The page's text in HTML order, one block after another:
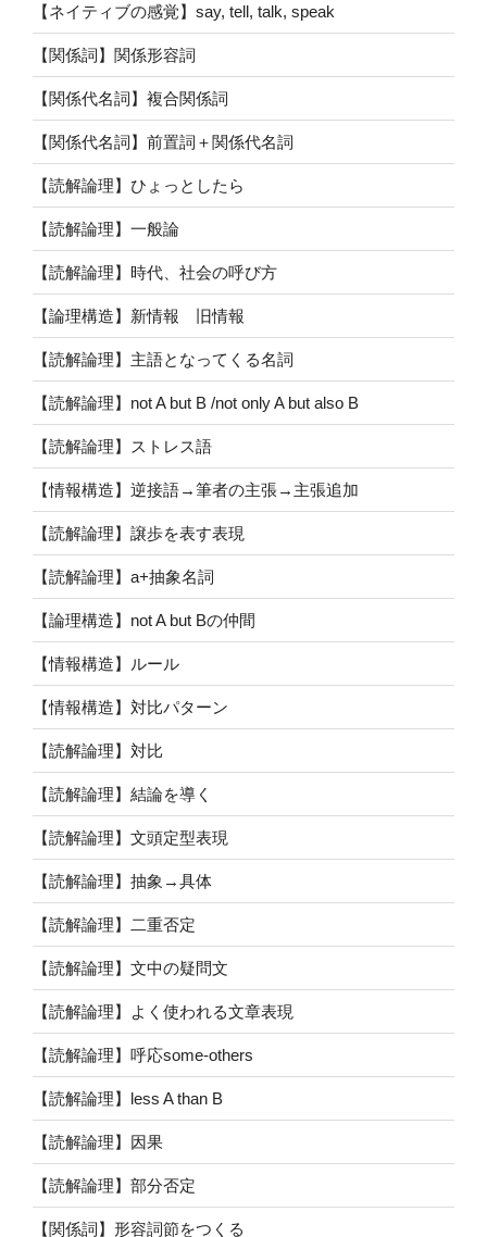
【ネイティブの感覚】say, tell, talk, speak
【関係詞】関係形容詞
【関係代名詞】複合関係詞
【関係代名詞】前置詞＋関係代名詞
【読解論理】ひょっとしたら
【読解論理】一般論
【読解論理】時代、社会の呼び方
【論理構造】新情報 旧情報
【読解論理】主語となってくる名詞
【読解論理】not A but B /not only A but also B
【読解論理】ストレス語
【情報構造】逆接語→筆者の主張→主張追加
【読解論理】譲歩を表す表現
【読解論理】a+抽象名詞
【論理構造】not A but Bの仲間
【情報構造】ルール
【情報構造】対比パターン
【読解論理】対比
【読解論理】結論を導く
【読解論理】文頭定型表現
【読解論理】抽象→具体
【読解論理】二重否定
【読解論理】文中の疑問文
【読解論理】よく使われる文章表現
【読解論理】呼応some-others
【読解論理】less A than B
【読解論理】因果
【読解論理】部分否定
【関係詞】形容詞節をつくる